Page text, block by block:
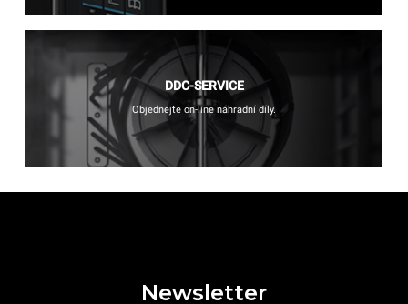
DDC-SERVICE
Objednejte on-line náhradní díly.
Newsletter